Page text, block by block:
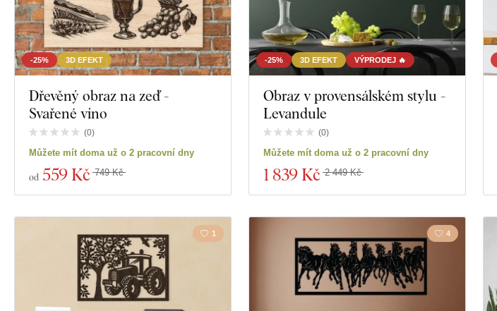
-25% 3D EFEKT
Dřevěný obraz na zeď -
Svařené víno
(0)
Můžete mít doma už o 2 pracovní dny
od 559 Kč 749 Kč
-25% 3D EFEKT VÝPRODEJ 🔥
Obraz v provensálském stylu -
Levandule
(0)
Můžete mít doma už o 2 pracovní dny
1 839 Kč 2 449 Kč
1 4